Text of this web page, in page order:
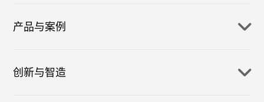
产品与案例
创新与智造